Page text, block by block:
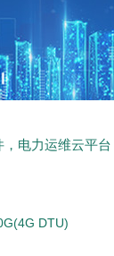
电力运维云平
DTU)